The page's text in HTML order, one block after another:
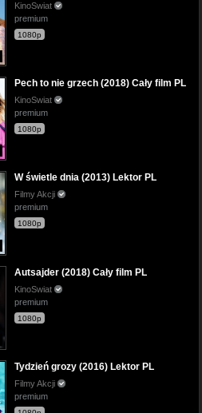
KinoSwiat
premium
1080p
Pech to nie grzech (2018) Cały film PL
KinoSwiat
premium
1080p
W świetle dnia (2013) Lektor PL
Filmy Akcji
premium
1080p
Autsajder (2018) Cały film PL
KinoSwiat
premium
1080p
Tydzień grozy (2016) Lektor PL
Filmy Akcji
premium